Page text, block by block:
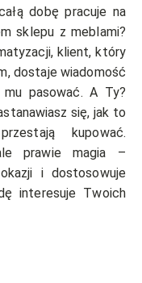
dobę pracuje na
sklepu z meblami?
klient, który
dostaje wiadomość
pasować. A Ty?
się, jak to
kupować.
prawie magia –
i dostosowuje
interesuje Twoich